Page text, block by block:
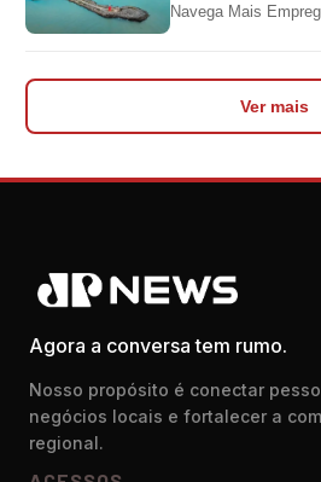
Navega Mais
Ver mais
Agora a conversa tem rumo.
Nosso propósito é conectar
negócios locais e fortalecer a
regional.